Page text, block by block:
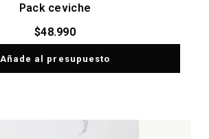
Pack ceviche
$48.990
Añade al presupuesto